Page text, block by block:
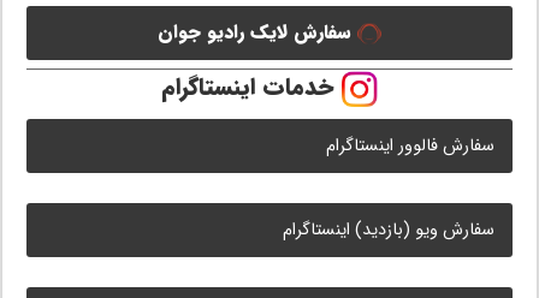
سفارش لایک رادیو جوان
خدمات اینستاگرام
سفارش فالوور اینستاگرام
سفارش ویو (بازدید) اینستاگرام